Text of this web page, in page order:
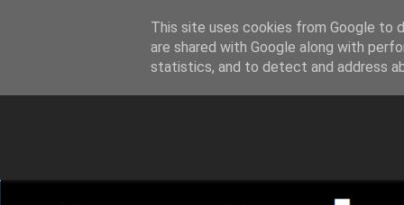
LoNinja.gr
This site uses cookies from Google to
are shared with Google along with
statistics, and to detect and address